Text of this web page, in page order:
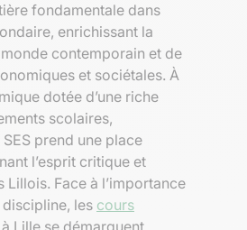
fondamentale dans
enrichissant la
contemporain et de
et sociétales. À
dotée d’une riche
scolaires,
prend une place
l’esprit critique et
Lillois. Face à l’importance
les cours
à Lille se démarquent